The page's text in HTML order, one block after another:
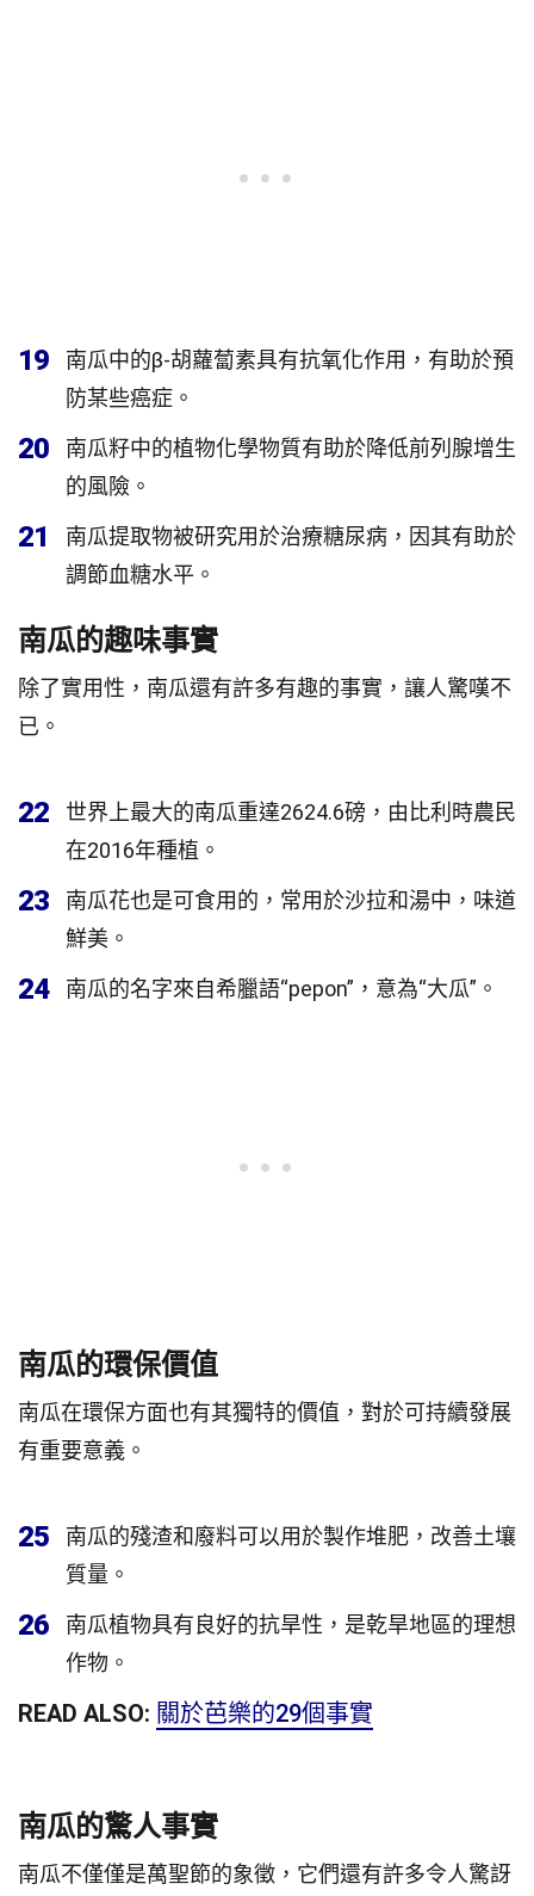
19
南瓜中的β-胡蘿蔔素具有抗氧化作用，有助於預
防某些癌症。
20
南瓜籽中的植物化學物質有助於降低前列腺增生
的風險。
21
南瓜提取物被研究用於治療糖尿病，因其有助於
調節血糖水平。
南瓜的趣味事實
除了實用性，南瓜還有許多有趣的事實，讓人驚嘆不
已。
22
世界上最大的南瓜重達2624.6磅，由比利時農民
在2016年種植。
23
南瓜花也是可食用的，常用於沙拉和湯中，味道
鮮美。
24 南瓜的名字來自希臘語“pepon”，意為“大瓜”。
南瓜的環保價值
南瓜在環保方面也有其獨特的價值，對於可持續發展
有重要意義。
25
南瓜的殘渣和廢料可以用於製作堆肥，改善土壤
質量。
26
南瓜植物具有良好的抗旱性，是乾旱地區的理想
作物。
READ ALSO: 關於芭樂的29個事實
南瓜的驚人事實
南瓜不僅僅是萬聖節的象徵，它們還有許多令人驚訝